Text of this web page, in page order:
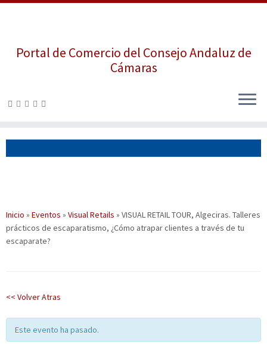
contenido
Portal de Comercio del Consejo Andaluz de
Cámaras
Inicio » Eventos » Visual Retails » VISUAL RETAIL TOUR, Algeciras. Talleres
prácticos de escaparatismo, ¿Cómo atrapar clientes a través de tu
escaparate?
<< Volver Atras
Este evento ha pasado.